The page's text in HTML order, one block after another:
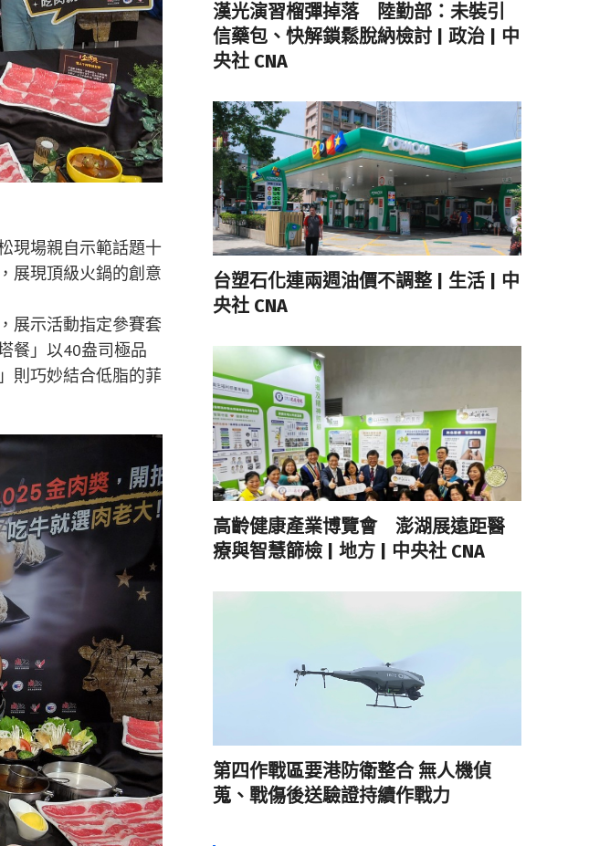
現場親自示範話題十
展現頂級火鍋的創意
展示活動指定參賽套
餐」以40盎司極品
則巧妙結合低脂的菲
漢光演習榴彈掉落 陸勤部：未裝引
信藥包、快解鎖鬆脫納檢討 | 政治 | 中
央社 CNA
台塑石化連兩週油價不調整 | 生活 | 中
央社 CNA
高齡健康產業博覽會 澎湖展遠距醫
療與智慧篩檢 | 地方 | 中央社 CNA
第四作戰區要港防衛整合 無人機偵
蒐、戰傷後送驗證持續作戰力